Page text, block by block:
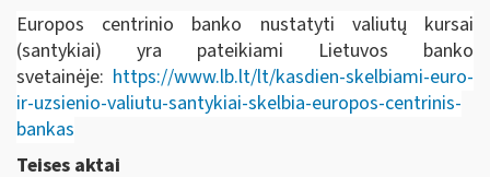
Europos centrinio banko nustatyti valiutų kursai
(santykiai) yra pateikiami Lietuvos banko
svetainėje: https://www.lb.lt/lt/kasdien-skelbiami-euro-
ir-uzsienio-valiutu-santykiai-skelbia-europos-centrinis-
bankas
Teises aktai